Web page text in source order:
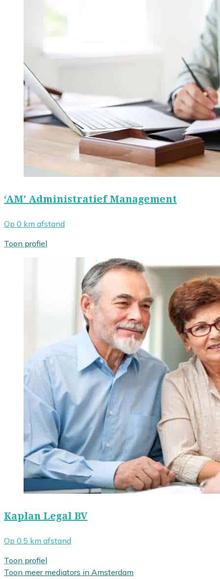
‘AM’ Administratief Management
Op 0 km afstand
Toon profiel
Kaplan Legal BV
Op 0.5 km afstand
Toon profiel
Toon meer mediators in Amsterdam